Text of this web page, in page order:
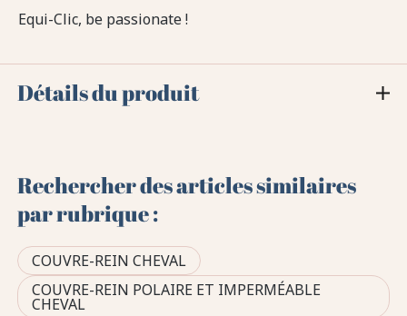
Equi-Clic, be passionate !
Détails du produit
Rechercher des articles similaires
par rubrique :
COUVRE-REIN CHEVAL
COUVRE-REIN POLAIRE ET IMPERMÉABLE
CHEVAL